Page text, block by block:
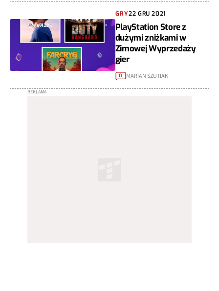
GRY22 GRU 2021
PlayStation Store z
dużymi zniżkami w
Zimowej Wyprzedaży
gier
0 MARIAN SZUTIAK